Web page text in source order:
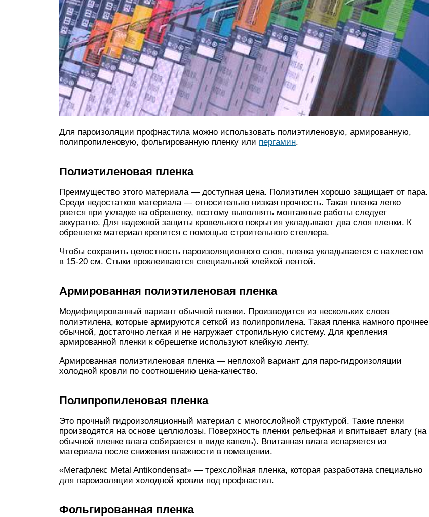
Для пароизоляции профнастила можно использовать полиэтиленовую, армированную,
полипропиленовую, фольгированную пленку или пергамин.
Полиэтиленовая пленка
Преимущество этого материала — доступная цена. Полиэтилен хорошо защищает от пара.
Среди недостатков материала — относительно низкая прочность. Такая пленка легко
рвется при укладке на обрешетку, поэтому выполнять монтажные работы следует
аккуратно. Для надежной защиты кровельного покрытия укладывают два слоя пленки. К
обрешетке материал крепится с помощью строительного степлера.
Чтобы сохранить целостность пароизоляционного слоя, пленка укладывается с нахлестом
в 15-20 см. Стыки проклеиваются специальной клейкой лентой.
Армированная полиэтиленовая пленка
Модифицированный вариант обычной пленки. Производится из нескольких слоев
полиэтилена, которые армируются сеткой из полипропилена. Такая пленка намного прочнее
обычной, достаточно легкая и не нагружает стропильную систему. Для крепления
армированной пленки к обрешетке используют клейкую ленту.
Армированная полиэтиленовая пленка — неплохой вариант для паро-гидроизоляции
холодной кровли по соотношению цена-качество.
Полипропиленовая пленка
Это прочный гидроизоляционный материал с многослойной структурой. Такие пленки
производятся на основе целлюлозы. Поверхность пленки рельефная и впитывает влагу (на
обычной пленке влага собирается в виде капель). Впитанная влага испаряется из
материала после снижения влажности в помещении.
«Мегафлекс Metal Antikondensat» — трехслойная пленка, которая разработана специально
для пароизоляции холодной кровли под профнастил.
Фольгированная пленка